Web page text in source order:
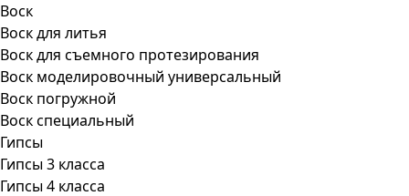
Воск
Воск для литья
Воск для съемного протезирования
Воск моделировочный универсальный
Воск погружной
Воск специальный
Гипсы
Гипсы 3 класса
Гипсы 4 класса